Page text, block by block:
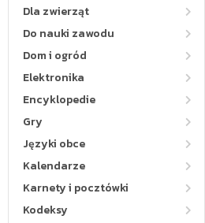
Dla zwierząt
Do nauki zawodu
Dom i ogród
Elektronika
Encyklopedie
Gry
Języki obce
Kalendarze
Karnety i pocztówki
Kodeksy